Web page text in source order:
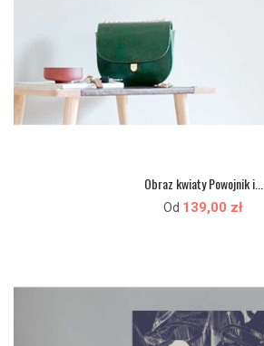
Obraz kwiaty Powojnik i...
Od 139,00 zł